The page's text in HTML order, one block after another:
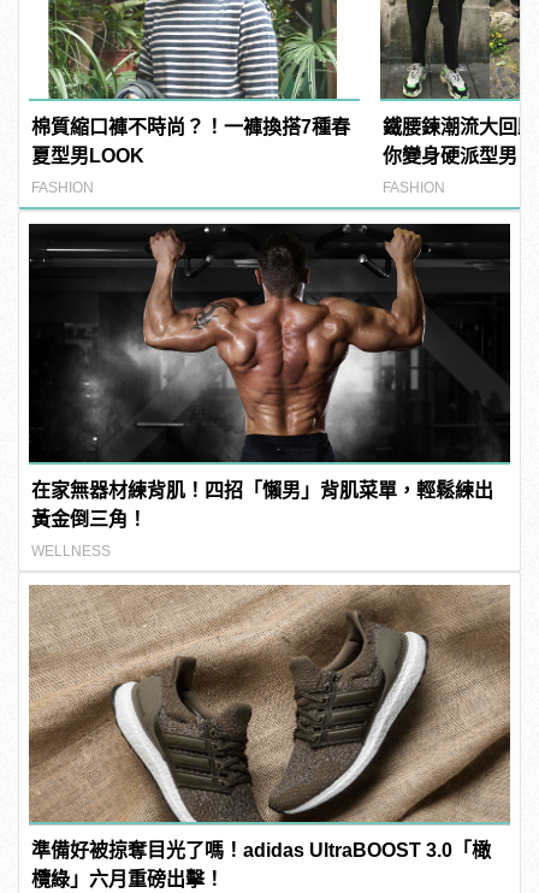
棉質縮口褲不時尚？！一褲換搭7種春
夏型男LOOK
FASHION
鐵腰鍊潮流大回
你變身硬派型男
FASHION
在家無器材練背肌！四招「懶男」背肌菜單，輕鬆練出
黃金倒三角！
WELLNESS
準備好被掠奪目光了嗎！adidas UltraBOOST 3.0「橄
欖綠」六月重磅出擊！